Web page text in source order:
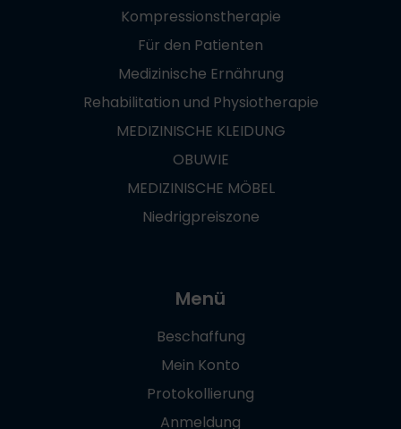
Kompressionstherapie
Für den Patienten
Medizinische Ernährung
Rehabilitation und Physiotherapie
MEDIZINISCHE KLEIDUNG
OBUWIE
MEDIZINISCHE MÖBEL
Niedrigpreiszone
Menü
Beschaffung
Mein Konto
Protokollierung
Anmeldung